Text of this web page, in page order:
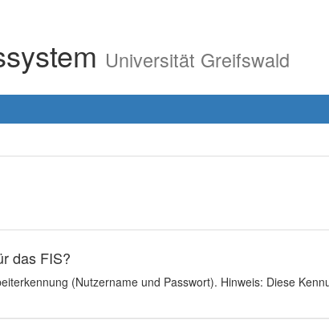
Universität Greifswald
das FIS?
(Nutzername und Passwort). Hinweis: Diese